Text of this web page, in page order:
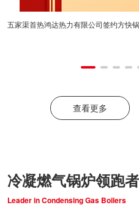
五家渠首热鸿达热力有限公司签约方快
查看更多
冷凝燃气锅炉领跑者
Leader in Condensing Gas Boilers